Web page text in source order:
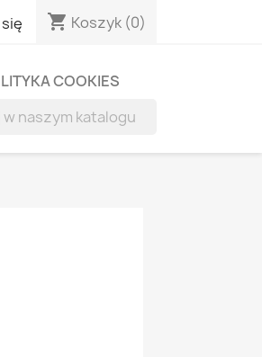
shopping_cart Koszyk (0)
COOKIES